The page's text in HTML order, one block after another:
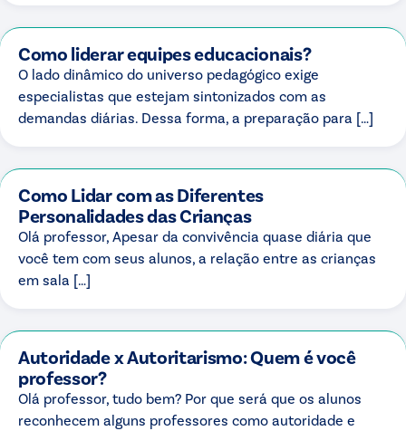
Como liderar equipes educacionais?
O lado dinâmico do universo pedagógico exige
especialistas que estejam sintonizados com as
demandas diárias. Dessa forma, a preparação para […]
Como Lidar com as Diferentes
Personalidades das Crianças
Olá professor, Apesar da convivência quase diária que
você tem com seus alunos, a relação entre as crianças
em sala […]
Autoridade x Autoritarismo: Quem é você
professor?
Olá professor, tudo bem? Por que será que os alunos
reconhecem alguns professores como autoridade e